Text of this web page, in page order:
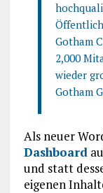
Gotham
2,000
wieder
Gotham
Als neuer
Dashboard
und statt
eigenen